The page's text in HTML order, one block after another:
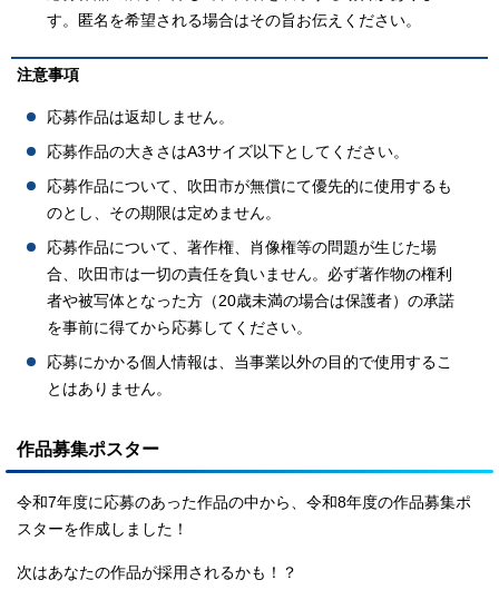
す。匿名を希望される場合はその旨お伝えください。
注意事項
応募作品は返却しません。
応募作品の大きさはA3サイズ以下としてください。
応募作品について、吹田市が無償にて優先的に使用するも
のとし、その期限は定めません。
応募作品について、著作権、肖像権等の問題が生じた場
合、吹田市は一切の責任を負いません。必ず著作物の権利
者や被写体となった方（20歳未満の場合は保護者）の承諾
を事前に得てから応募してください。
応募にかかる個人情報は、当事業以外の目的で使用するこ
とはありません。
作品募集ポスター
令和7年度に応募のあった作品の中から、令和8年度の作品募集ポ
スターを作成しました！
次はあなたの作品が採用されるかも！？